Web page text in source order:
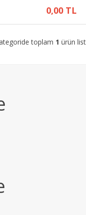
0,00 TL
toplam 1 ürün